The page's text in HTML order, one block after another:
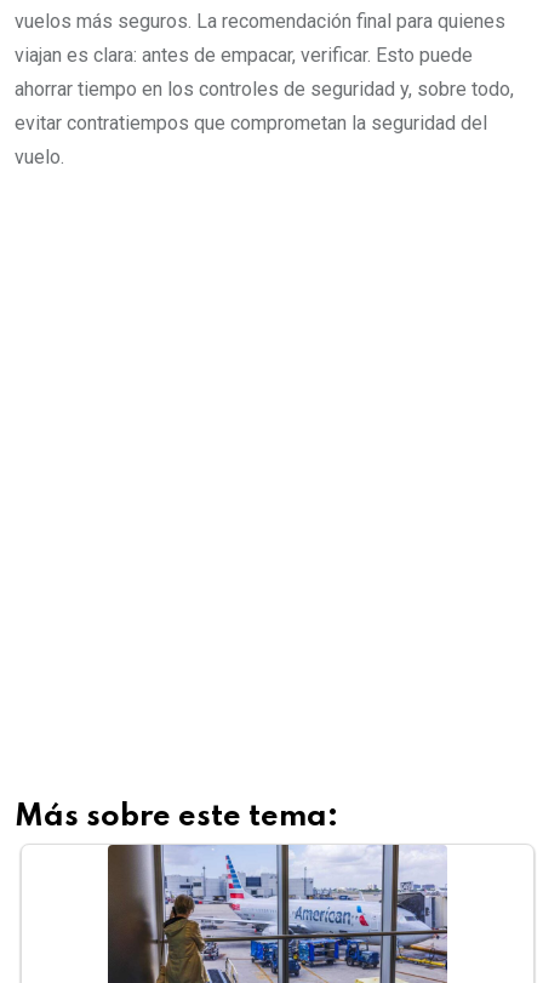
vuelos más seguros. La recomendación final para quienes
viajan es clara: antes de empacar, verificar. Esto puede
ahorrar tiempo en los controles de seguridad y, sobre todo,
evitar contratiempos que comprometan la seguridad del
vuelo.
Más sobre este tema: